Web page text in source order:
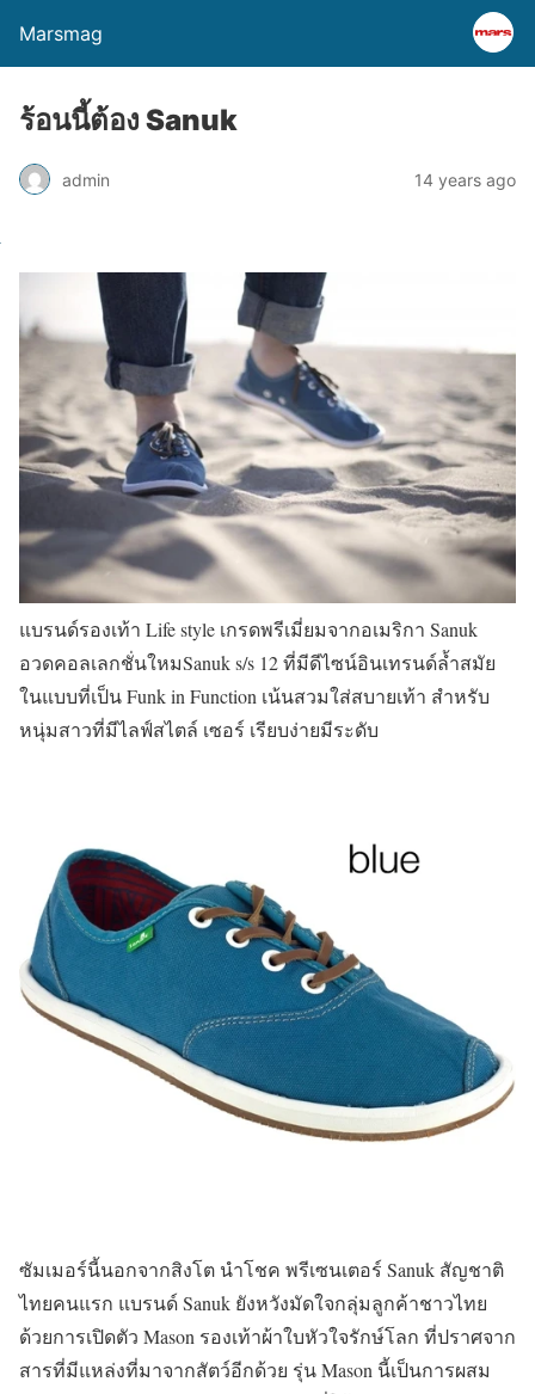
Marsmag
ร้อนนี้ต้อง Sanuk
admin 14 years ago
แบรนด์รองเท้า Life style เกรดพรีเมี่ยมจากอเมริกา Sanuk
อวดคอลเลกชั่นใหมSanuk s/s 12 ที่มีดีไซน์อินเทรนด์ล้ำสมัย
ในแบบที่เป็น Funk in Function เน้นสวมใส่สบายเท้า สำหรับ
หนุ่มสาวที่มีไลฟ์สไตล์ เซอร์ เรียบง่ายมีระดับ
ซัมเมอร์นี้นอกจากสิงโต นำโชค พรีเซนเตอร์ Sanuk สัญชาติ
ไทยคนแรก แบรนด์ Sanuk ยังหวังมัดใจกลุ่มลูกค้าชาวไทย
ด้วยการเปิดตัว Mason รองเท้าผ้าใบหัวใจรักษ์โลก ที่ปราศจาก
สารที่มีแหล่งที่มาจากสัตว์อีกด้วย รุ่น Mason นี้เป็นการผสม